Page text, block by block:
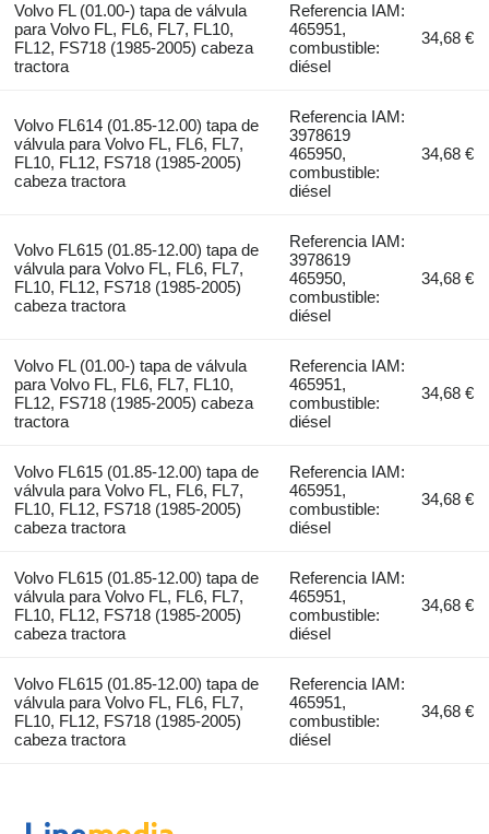
Volvo FL (01.00-) tapa de válvula
para Volvo FL, FL6, FL7, FL10,
FL12, FS718 (1985-2005) cabeza
tractora
Referencia IAM:
465951,
combustible:
diésel
34,68 €
Volvo FL614 (01.85-12.00) tapa de
válvula para Volvo FL, FL6, FL7,
FL10, FL12, FS718 (1985-2005)
cabeza tractora
Referencia IAM:
3978619
465950,
combustible:
diésel
34,68 €
Volvo FL615 (01.85-12.00) tapa de
válvula para Volvo FL, FL6, FL7,
FL10, FL12, FS718 (1985-2005)
cabeza tractora
Referencia IAM:
3978619
465950,
combustible:
diésel
34,68 €
Volvo FL (01.00-) tapa de válvula
para Volvo FL, FL6, FL7, FL10,
FL12, FS718 (1985-2005) cabeza
tractora
Referencia IAM:
465951,
combustible:
diésel
34,68 €
Volvo FL615 (01.85-12.00) tapa de
válvula para Volvo FL, FL6, FL7,
FL10, FL12, FS718 (1985-2005)
cabeza tractora
Referencia IAM:
465951,
combustible:
diésel
34,68 €
Volvo FL615 (01.85-12.00) tapa de
válvula para Volvo FL, FL6, FL7,
FL10, FL12, FS718 (1985-2005)
cabeza tractora
Referencia IAM:
465951,
combustible:
diésel
34,68 €
Volvo FL615 (01.85-12.00) tapa de
válvula para Volvo FL, FL6, FL7,
FL10, FL12, FS718 (1985-2005)
cabeza tractora
Referencia IAM:
465951,
combustible:
diésel
34,68 €